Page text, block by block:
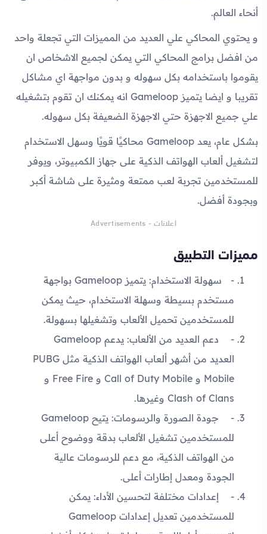
أنحاء العالم.
و يحتوي المحاكي علي العديد من المميزات التي تجعلة واحد
من افضل برامج المحاكي التي يمكن لجميع الاشخاص ان
يقوموا باستخدامه بكل سهوله و بدون مواجهة اي مشاكل
تقريبا و ايضا يتميز Gameloop انه يمكنك ان تقوم بتشغيله
علي جميع الاجهزة حتي الاجهزة الضعيفة بكل سهوله.
بشكل عام، يعد Gameloop محاكيًا قويًا وسهل الاستخدام
لتشغيل ألعاب الهواتف الذكية على جهاز الكمبيوتر، ويوفر
للمستخدمين تجربة لعب ممتعة ومثيرة على شاشة أكبر
وبجودة أفضل.
اعلانات - Advertisements
مميزات التطبيق
سهولة الاستخدام: يتميز Gameloop بواجهة
مستخدم بسيطة وسهلة الاستخدام، حيث يمكن
للمستخدمين تحميل الألعاب وتشغيلها بسهولة.
دعم العديد من الألعاب: يدعم Gameloop
العديد من أشهر ألعاب الهواتف الذكية مثل PUBG
Mobile و Call of Duty Mobile و Free Fire و
Clash of Clans وغيرها.
جودة الصورة والرسومات: يتيح Gameloop
للمستخدمين تشغيل الألعاب بدقة ووضوح أعلى
من الهواتف الذكية، مع دعم للرسومات عالية
الجودة ومعدل إطارات أعلى.
إعدادات مختلفة لتحسين الأداء: يمكن
للمستخدمين تعديل إعدادات Gameloop